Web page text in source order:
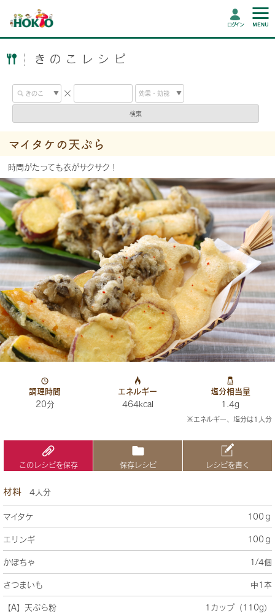
ログイン
きのこレシピ
検索
マイタケの天ぷら
時間がたっても衣がサクサク！
調理時間
20分
エネルギー
464kcal
塩分相当量
1.4g
※エネルギー、塩分は1人分
このレシピを保存 保存レシピ レシピを書く
材料 4人分
マイタケ 100ｇ
エリンギ 100ｇ
かぼちゃ 1/4個
さつまいも 中1本
【A】天ぷら粉 1カップ（110g）